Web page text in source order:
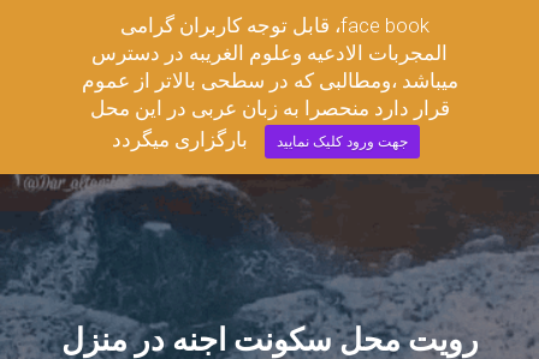
مجربات ادعیه وعلوم غریبه
E
V
G
A
T
رویت محل سکونت اجنه در منزل
قابل توجه کاربران گرامی ،face book
المجربات الادعیه وعلوم الغریبه در دسترس
میباشد ،ومطالبی که در سطحی بالاتر از عموم
قرار دارد منحصرا به زبان عربی در این محل
بارگزاری میگردد
جهت ورود کلیک نمایید